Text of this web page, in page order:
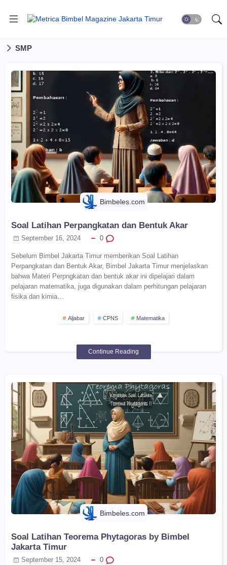
SMP
Soal Latihan Perpangkatan dan Bentuk Akar
September 16, 2024 0
Sebelum Bimbel Jakarta Timur memberikan Soal Latihan
Perpangkatan dan Bentuk Akar, Bimbel Jakarta Timur menjelaskan
bahwa Materi Perpngkatan dan bentuk akar ini dipelajari dalam
pelajaran matematika, juga digunakan dalam perhitungan pelajaran
fisika dan kimia…
Aljabar CPNS Matematika
Bimbeles.com
Continue Reading
Soal Latihan Teorema Phytagoras by Bimbel
Jakarta Timur
September 15, 2024 0
Bimbeles.com